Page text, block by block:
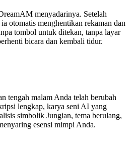
menyadarinya. Setelah
otomatis menghentikan rekaman dan
tombol untuk ditekan, tanpa layar
bicara dan kembali tidur.
tengah malam Anda telah berubah
lengkap, karya seni AI yang
simbolik Jungian, tema berulang,
esensi mimpi Anda.